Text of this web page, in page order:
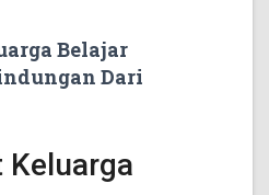
Belajar
Dari
Keluarga